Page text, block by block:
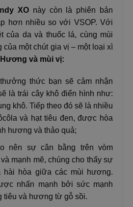
XO này còn là phiên bản
hơn nhiều so với VSOP. Với
của da và thuốc lá, cùng mùi
của một chút gia vị – một loại xì
Hương và mùi vị:
thức bạn sẽ cảm nhận
là trái cây khô điển hình như:
khô. Tiếp theo đó sẽ là nhiều
và hạt tiêu đen, được hòa
hương và thảo quả;
nên sự cân bằng trên vòm
mạnh mẽ, chúng cho thấy sự
hài hòa giữa các mùi hương.
nhấn mạnh bởi sức mạnh
tiêu và hương từ gỗ sồi.